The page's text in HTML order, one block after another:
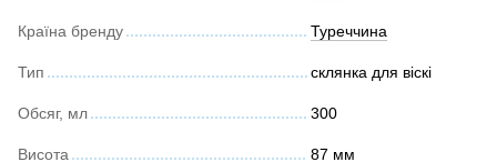
Країна бренду Туреччина
Тип склянка для віскі
Обсяг, мл 300
Висота 87 мм